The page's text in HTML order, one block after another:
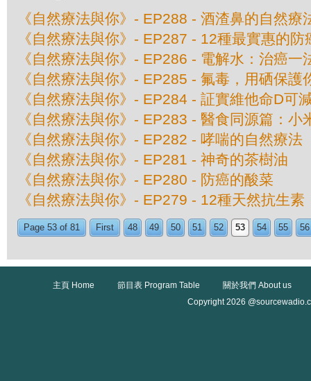
《自然療法與你》- EP288 - 酒渣鼻的自然療
《自然療法與你》- EP287 - 12種最實惠的防
《自然療法與你》- EP286 - 電解水：治癌一
《自然療法與你》- EP285 - 氟毒，用硒保護
《自然療法與你》- EP284 - 証實維他命D可
《自然療法與你》- EP283 - 醫食同源篇：小
《自然療法與你》- EP282 - 哮喘的自然療法
《自然療法與你》- EP281 - 神奇的茶樹油
《自然療法與你》- EP280 - 防癌的酸菜
《自然療法與你》- EP279 - 12種天然抗生素
Page 53 of 81 First 48 49 50 51 52 53 54 55 56
主頁 Home 節目表 Program Table
關於我們 About us
Copyright 2026